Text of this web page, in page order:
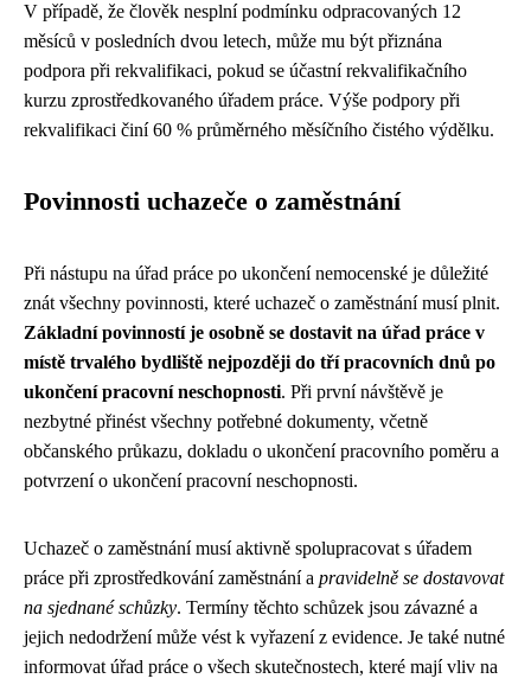
V případě, že člověk nesplní podmínku odpracovaných 12
měsíců v posledních dvou letech, může mu být přiznána
podpora při rekvalifikaci, pokud se účastní rekvalifikačního
kurzu zprostředkovaného úřadem práce. Výše podpory při
rekvalifikaci činí 60 % průměrného měsíčního čistého výdělku.
Povinnosti uchazeče o zaměstnání
Při nástupu na úřad práce po ukončení nemocenské je důležité
znát všechny povinnosti, které uchazeč o zaměstnání musí plnit.
Základní povinností je osobně se dostavit na úřad práce v
místě trvalého bydliště nejpozději do tří pracovních dnů po
ukončení pracovní neschopnosti. Při první návštěvě je
nezbytné přinést všechny potřebné dokumenty, včetně
občanského průkazu, dokladu o ukončení pracovního poměru a
potvrzení o ukončení pracovní neschopnosti.
Uchazeč o zaměstnání musí aktivně spolupracovat s úřadem
práce při zprostředkování zaměstnání a pravidelně se dostavovat
na sjednané schůzky. Termíny těchto schůzek jsou závazné a
jejich nedodržení může vést k vyřazení z evidence. Je také nutné
informovat úřad práce o všech skutečnostech, které mají vliv na